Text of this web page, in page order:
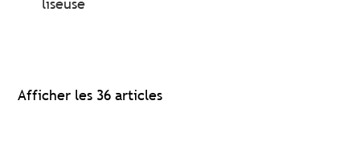
Afficher les 36 articles